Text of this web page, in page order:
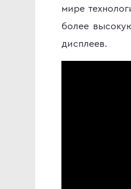
мире
более
дисплеев.